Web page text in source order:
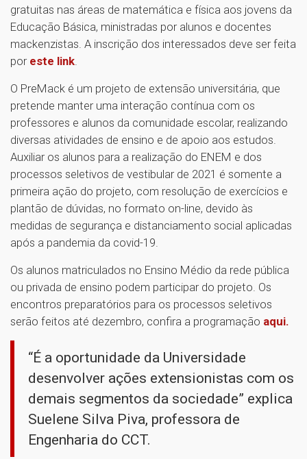
gratuitas nas áreas de matemática e física aos jovens da
Educação Básica, ministradas por alunos e docentes
mackenzistas. A inscrição dos interessados deve ser feita
por este link
O PreMack é um projeto de extensão universitária, que
pretende manter uma interação contínua com os
professores e alunos da comunidade escolar, realizando
diversas atividades de ensino e de apoio aos estudos.
Auxiliar os alunos para a realização do ENEM e dos
processos seletivos de vestibular de 2021 é somente a
primeira ação do projeto, com resolução de exercícios e
plantão de dúvidas, no formato on-line, devido às
medidas de segurança e distanciamento social aplicadas
após a pandemia da covid-19.
Os alunos matriculados no Ensino Médio da rede pública
ou privada de ensino podem participar do projeto. Os
encontros preparatórios para os processos seletivos
serão feitos até dezembro, confira a programação aqui.
“É a oportunidade da Universidade
desenvolver ações extensionistas com os
demais segmentos da sociedade” explica
Suelene Silva Piva, professora de
Engenharia do CCT.